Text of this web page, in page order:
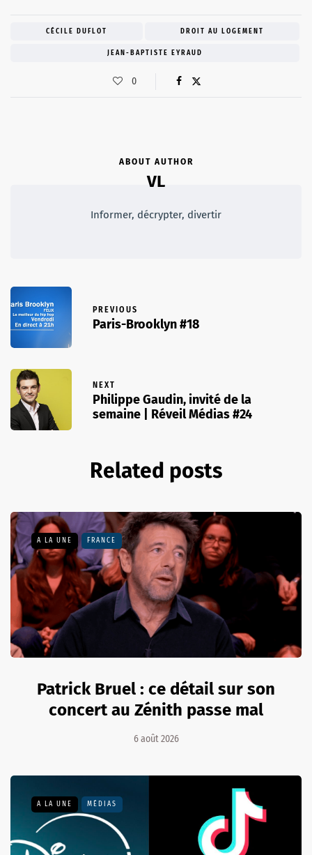
CÉCILE DUFLOT DROIT AU LOGEMENT
JEAN-BAPTISTE EYRAUD
0
ABOUT AUTHOR
VL
Informer, décrypter, divertir
PREVIOUS
Paris-Brooklyn #18
NEXT
Philippe Gaudin, invité de la
semaine | Réveil Médias #24
Related posts
A LA UNE FRANCE
Patrick Bruel : ce détail sur son
concert au Zénith passe mal
6 août 2026
A LA UNE MÉDIAS